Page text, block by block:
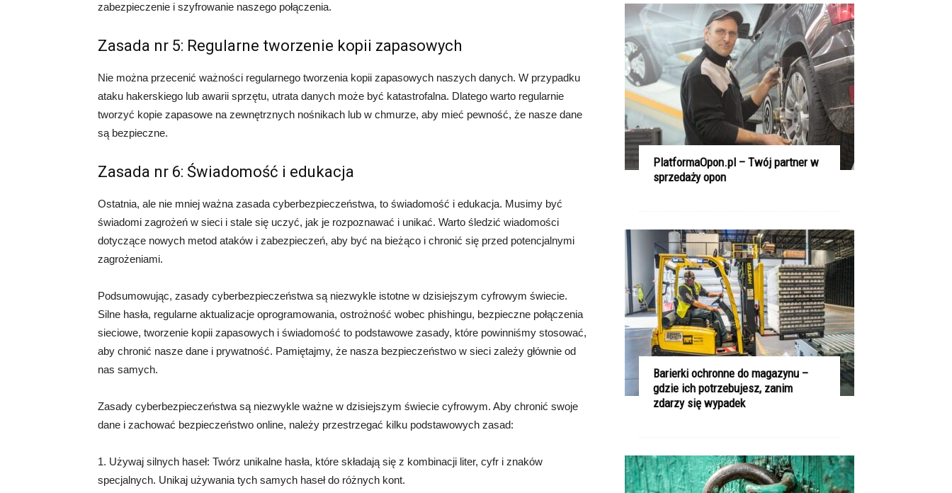
zabezpieczenie i szyfrowanie naszego połączenia.
Zasada nr 5: Regularne tworzenie kopii zapasowych
Nie można przecenić ważności regularnego tworzenia kopii zapasowych naszych danych. W przypadku
ataku hakerskiego lub awarii sprzętu, utrata danych może być katastrofalna. Dlatego warto regularnie
tworzyć kopie zapasowe na zewnętrznych nośnikach lub w chmurze, aby mieć pewność, że nasze dane
są bezpieczne.
Zasada nr 6: Świadomość i edukacja
Ostatnia, ale nie mniej ważna zasada cyberbezpieczeństwa, to świadomość i edukacja. Musimy być
świadomi zagrożeń w sieci i stale się uczyć, jak je rozpoznawać i unikać. Warto śledzić wiadomości
dotyczące nowych metod ataków i zabezpieczeń, aby być na bieżąco i chronić się przed potencjalnymi
zagrożeniami.
Podsumowując, zasady cyberbezpieczeństwa są niezwykle istotne w dzisiejszym cyfrowym świecie.
Silne hasła, regularne aktualizacje oprogramowania, ostrożność wobec phishingu, bezpieczne połączenia
sieciowe, tworzenie kopii zapasowych i świadomość to podstawowe zasady, które powinniśmy stosować,
aby chronić nasze dane i prywatność. Pamiętajmy, że nasza bezpieczeństwo w sieci zależy głównie od
nas samych.
Zasady cyberbezpieczeństwa są niezwykle ważne w dzisiejszym świecie cyfrowym. Aby chronić swoje
dane i zachować bezpieczeństwo online, należy przestrzegać kilku podstawowych zasad:
1. Używaj silnych haseł: Twórz unikalne hasła, które składają się z kombinacji liter, cyfr i znaków
specjalnych. Unikaj używania tych samych haseł do różnych kont.
PlatformaOpon.pl – Twój partner w
sprzedaży opon
Barierki ochronne do magazynu –
gdzie ich potrzebujesz, zanim
zdarzy się wypadek